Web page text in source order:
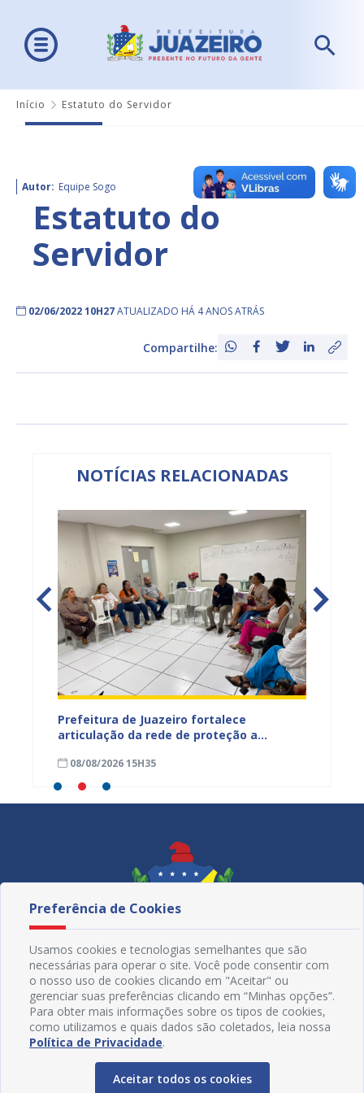
Início Estatuto do Servidor
Autor: Equipe Sogo
Estatuto do
Servidor
02/06/2022 10H27ATUALIZADO HÁ 4 ANOS ATRÁS
Compartilhe:
NOTÍCIAS RELACIONADAS
Prefeitura de Juazeiro fortalece
articulação da rede de proteção a
análoga à escravidão
08/08/2026 15H35
Redes Sociais
Preferência de Cookies
Usamos cookies e tecnologias semelhantes que são
necessárias para operar o site. Você pode consentir com
o nosso uso de cookies clicando em "Aceitar" ou
gerenciar suas preferências clicando em “Minhas opções”.
Para obter mais informações sobre os tipos de cookies,
como utilizamos e quais dados são coletados, leia nossa
Política de Privacidade.
Aceitar todos os cookies